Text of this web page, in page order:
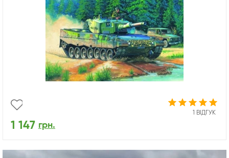
1 ВІДГУК
1 147 грн.